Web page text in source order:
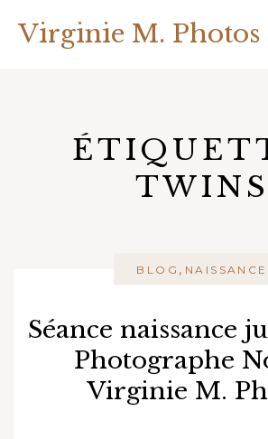
Virginie M. Photos
TWINS
BLOG , NAISSANCE
Séance naissance
Photographe
Virginie M.